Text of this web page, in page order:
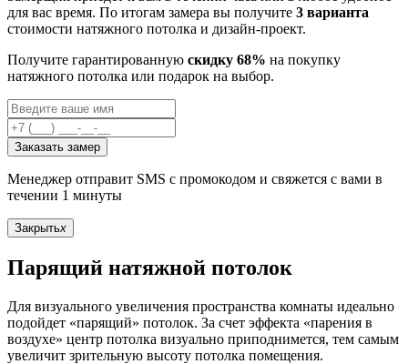
для вас время. По итогам замера вы получите 3 варианта
стоимости натяжного потолка и дизайн-проект.
Получите гарантированную скидку 68% на покупку
натяжного потолка или подарок на выбор.
Заказать замер
Менеджер отправит SMS с промокодом и свяжется с вами в
течении 1 минуты
Закрытьx
Парящий натяжной потолок
Для визуального увеличения пространства комнаты идеально
подойдет «парящий» потолок. За счет эффекта «парения в
воздухе» центр потолка визуально приподнимется, тем самым
увеличит зрительную высоту потолка помещения.